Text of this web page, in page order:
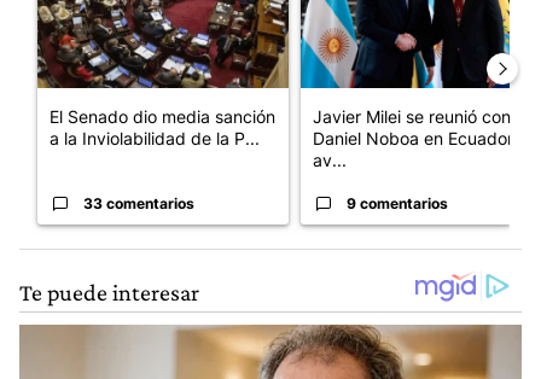
El Senado dio media sanción
a la Inviolabilidad de la P...
33 comentarios
Javier Milei se reunió con
Daniel Noboa en Ecuador y
av...
9 comentarios